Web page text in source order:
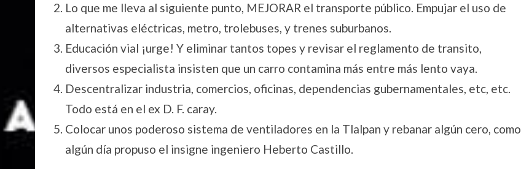
Lo que me lleva al siguiente punto, MEJORAR el transporte público. Empujar el uso de
alternativas eléctricas, metro, trolebuses, y trenes suburbanos.
Educación vial ¡urge! Y eliminar tantos topes y revisar el reglamento de transito,
diversos especialista insisten que un carro contamina más entre más lento vaya.
Descentralizar industria, comercios, oficinas, dependencias gubernamentales, etc, etc.
Todo está en el ex D. F. caray.
Colocar unos poderoso sistema de ventiladores en la Tlalpan y rebanar algún cero, como
algún día propuso el insigne ingeniero Heberto Castillo.